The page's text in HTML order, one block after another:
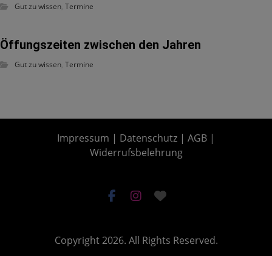
Gut zu wissen, Termine
Öffungszeiten zwischen den Jahren
Gut zu wissen, Termine
Impressum | Datenschutz | AGB |
Widerrufsbelehrung
Copyright 2026. All Rights Reserved.